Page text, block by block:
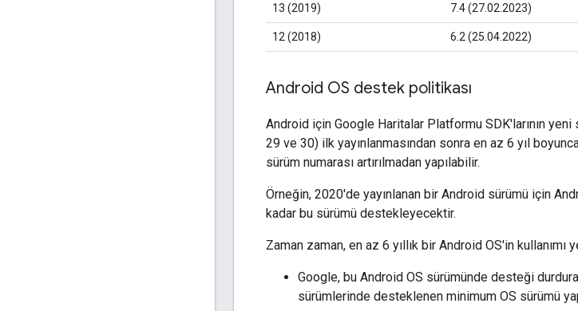
13 (2019) 7.4 (27.02.2023)
12 (2018) 6.2 (25.04.2022)
Android OS destek politikası
Android için Google Haritalar Platformu SDK'larının
29 ve 30) ilk yayınlanmasından sonra en az 6 yıl
sürüm numarası artırılmadan yapılabilir.
Örneğin, 2020'de yayınlanan bir Android sürümü için
kadar bu sürümü destekleyecektir.
Zaman zaman, en az 6 yıllık bir Android OS'in kullanımı
Google, bu Android OS sürümünde desteği
sürümlerinde desteklenen minimum OS sürümü